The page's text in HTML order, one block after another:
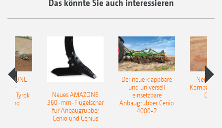
Das könnte Sie auch interessieren
Tyrok
Neues AMAZONE
360-mm-Flügelschar
für Anbaugrubber
Cenio und Cenius
Der neue klappbare
und universell
einsetzbare
Anbaugrubber Cenio
4000-2
Neue